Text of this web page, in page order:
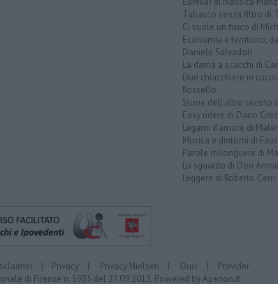
Tabasco senza filtro di
Ci vuole un fisico di
Economia e territorio,
Daniele Salvadori
La dama a scacchi di
Due chiacchiere in
Rossello
Storie dell'altro secolo
Easy ridere di Dario
Legami d'amore di
Musica e dintorni di
Parole milonguere di
Lo sguardo di Don
Leggere di Roberto Cerri
| Privacy | Privacy Nielsen | Durc | Provider
di Firenze n. 5935 del 27.09.2013. Powered byAperion.it